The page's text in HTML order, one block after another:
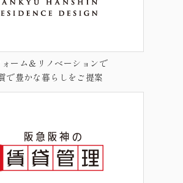
ォーム＆リノベーションで
で豊かな暮らしをご提案